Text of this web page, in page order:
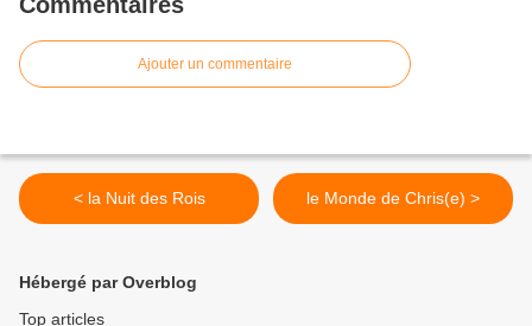
Ajouter un commentaire
< la Nuit des Rois le Monde de Chris(e) >
Hébergé par Overblog
Top articles